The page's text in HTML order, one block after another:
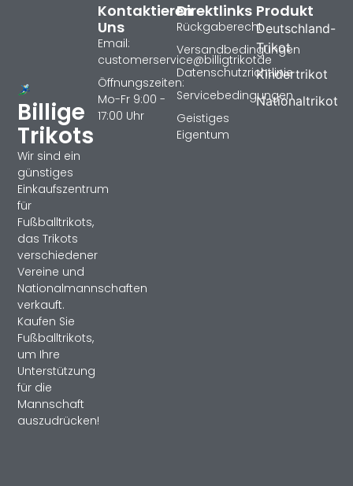
Billige
Trikots
Wir sind ein
günstiges
Einkaufszentrum
für
Fußballtrikots,
das Trikots
verschiedener
Vereine und
Nationalmannschaften
verkauft.
Kaufen Sie
Fußballtrikots,
um Ihre
Unterstützung
für die
Mannschaft
auszudrücken!
Produkt
Deutschland-
Trikot
Kindertrikot
Nationaltrikot
Direktlinks
Rückgaberecht
Versandbedingungen
Datenschutzrichtlinie
Servicebedingungen
Geistiges
Eigentum
Kontaktieren
Uns
Email:
customerservice@billigtrikotde
Öffnungszeiten:
Mo-Fr 9:00 -
17:00 Uhr